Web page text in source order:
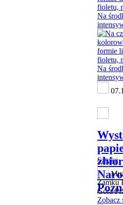
Sztuka
Zamku
Góra
Zobacz